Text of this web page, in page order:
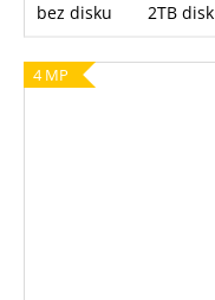
bez disku 2TB disk
4 MP